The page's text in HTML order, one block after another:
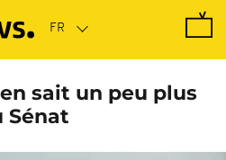
sait un peu plus
Sénat